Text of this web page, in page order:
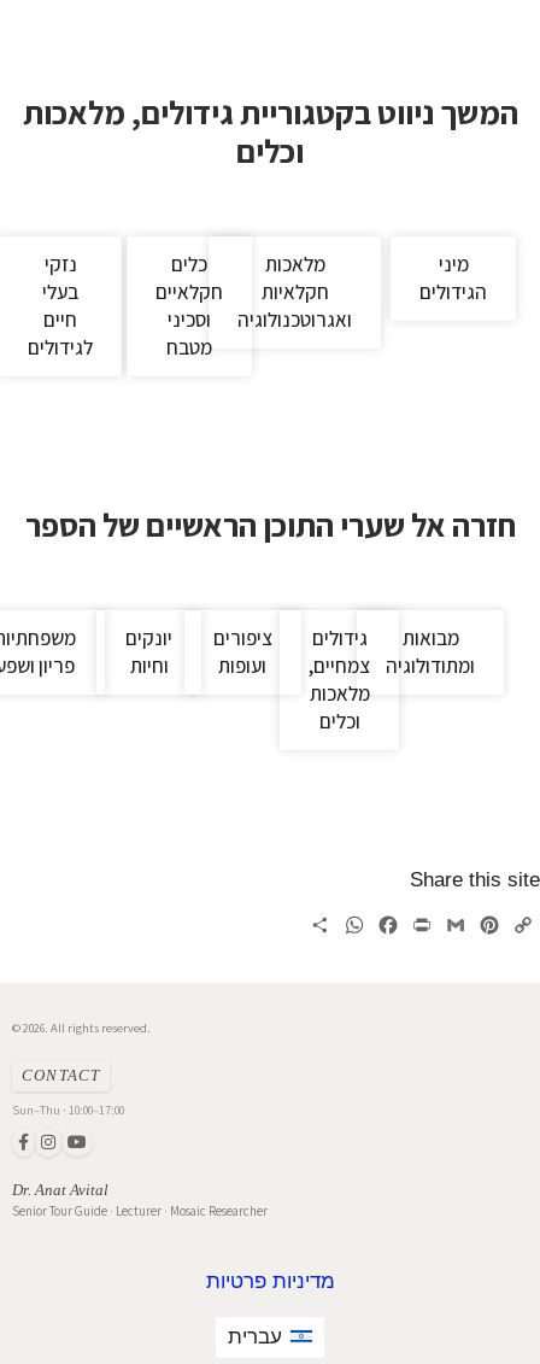
ניווט בקטגוריית גידולים, מלאכות
וכלים
הגידולים
מלאכות
חקלאיות
ואגרוטכנולוגיה
כלים
חקלאיים
וסכיני
מטבח
בעלי
לגידולים
אל שערי התוכן הראשיים של הספר
מבואות
ומתודולוגיה
גידולים
צמחיים,
מלאכות
וכלים
ציפורים
ועופות
יונקים
וחיות
משפחתיות
פריון ושפע
Share
Pinterest
Gmail
Print
Facebook
WhatsApp
Share
© 2026. All rights reserved.
CONTACT
Sun–Thu · 10:00–17:00
Dr. Anat Avital
Senior Tour Guide · Lecturer · Mosaic Researcher
מדיניות פרטיות
עברית